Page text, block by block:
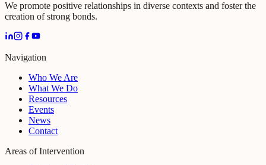
We promote positive relationships in diverse contexts and foster the
creation of strong bonds.
Navigation
Who We Are
What We Do
Resources
Events
News
Contact
Areas of Intervention